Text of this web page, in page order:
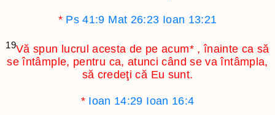
* Ps 41:9 Mat 26:23 Ioan 13:21
19Vă spun lucrul acesta de pe acum* , înainte ca să
se întâmple, pentru ca, atunci când se va întâmpla,
să credeţi că Eu sunt.
* Ioan 14:29 Ioan 16:4